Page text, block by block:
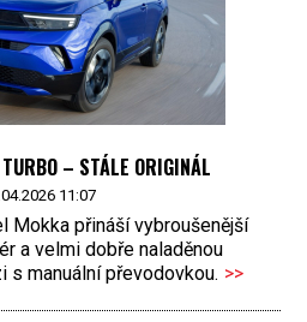
– STÁLE ORIGINÁL
11:07
Mokka přináší vybroušenější
a velmi dobře naladěnou
s manuální převodovkou. >>